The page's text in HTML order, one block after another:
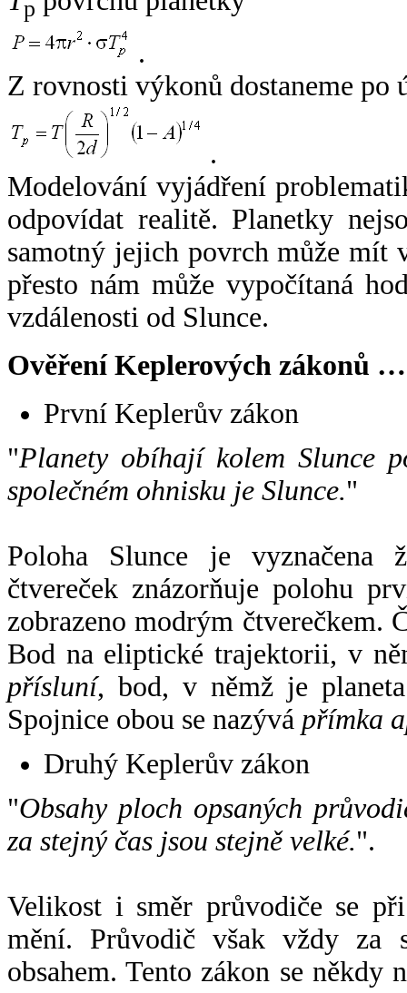
p
.
Z rovnosti výkonů dostaneme po
.
Modelování vyjádření
odpovídat realitě. Planetky
samotný jejich povrch může mít
přesto nám může vypočítaná
vzdálenosti od Slunce.
Ověření Keplerových zákonů …
První Keplerův zákon
"Planety obíhají kolem Slunce
společném ohnisku je Slunce."
Poloha Slunce je vyznačena
čtvereček znázorňuje polohu
zobrazeno modrým čtverečkem.
Bod na eliptické trajektorii, v
přísluní, bod, v němž je
Spojnice obou se nazývá přímka
Druhý Keplerův zákon
"Obsahy ploch opsaných
za stejný čas jsou stejně velké.".
Velikost i směr průvodiče se
mění. Průvodič však vždy za
obsahem. Tento zákon se někdy